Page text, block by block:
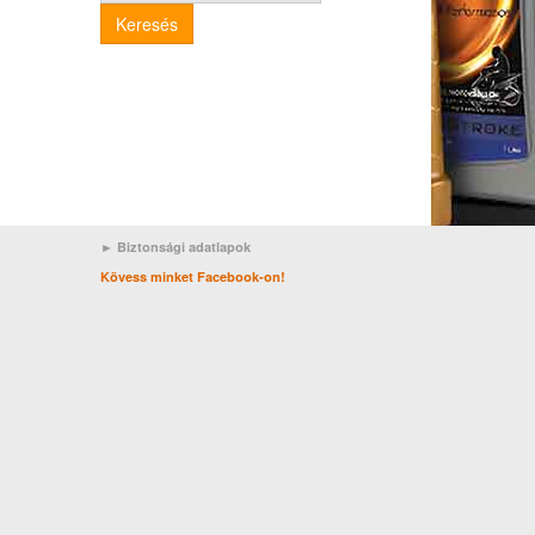
Keresés
► Biztonsági adatlapok
Kövess minket Facebook-on!